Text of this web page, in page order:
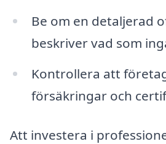
Be om en detaljerad
beskriver vad som
Kontrollera att
försäkringar och
Att investera i